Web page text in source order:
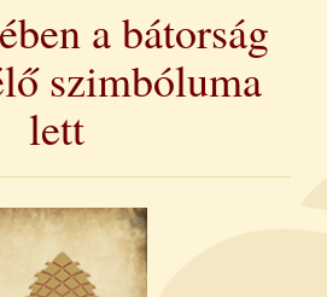
a bátorság
szimbóluma
lett